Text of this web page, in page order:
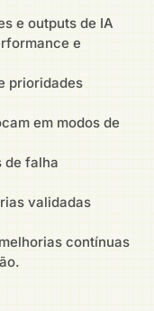
e outputs de IA
e
prioridades
em modos de
de falha
validadas
contínuas